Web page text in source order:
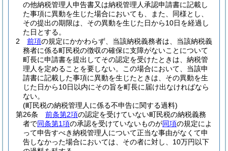
の他納税管理人申告書又は納税管理人承認申請書に記載し
た事項に異動を生じた場合においても、また、同様とし、
その提出の期限は、その異動を生じた日から10日を経過し
た日とする。
2
前項の規定にかかわらず、当該納税義務者は、当該納税義
務者に係る町民税の徴収の確保に支障がないことについて
町長に申請書を提出してその認定を受けたときは、納税管
理人を定めることを要しない。
この場合において、当該申
請書に記載した事項に異動を生じたときは、その異動を生
じた日から10日以内にその旨を町長に届け出なければなら
ない。
(町民税の納税管理人に係る不申告に関する過料)
第26条
前条第2項の認定を受けていない町民税の納税義務
者で同条第1項の承認を受けていないものが同項の規定によ
って申告すべき納税管理人について正当な事由がなくて申
告しなかった場合においては、その者に対し、10万円以下